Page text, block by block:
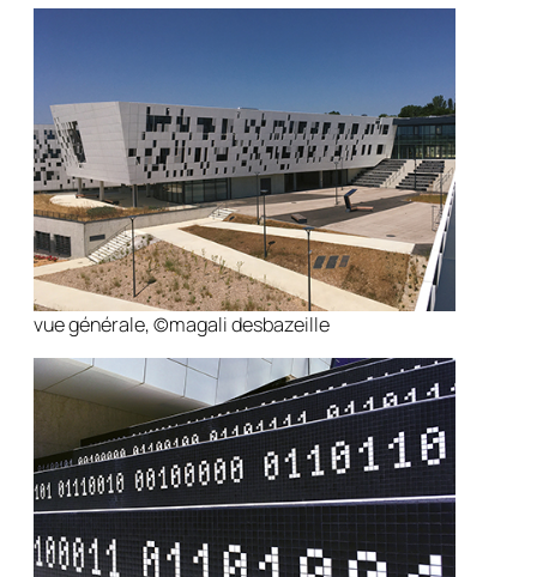
vue générale, ©magali desbazeille